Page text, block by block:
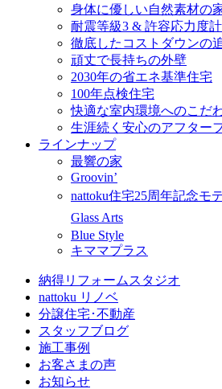
身体に優しい自然素材の
耐震等級3 & 許容応力度
徹底したコストダウンの
頑丈で長持ちの外壁
2030年の省エネ基準住宅
100年点検住宅
快適な室内環境へのこだ
生涯続く安心のアフター
ラインナップ
最響の家
Groovin’
nattoku住宅25周年記念モ
Glass Arts
Blue Style
キママプラス
納得リフォームスタジオ
nattoku リノベ
分譲住宅･不動産
スタッフブログ
施工事例
お客さまの声
お知らせ